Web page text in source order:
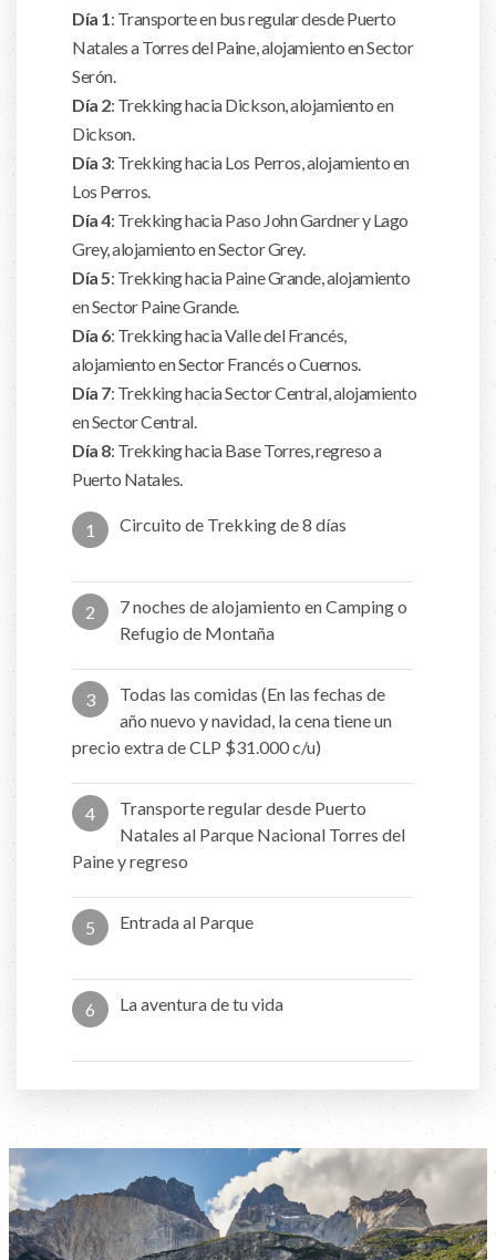
Día 1: Transporte en bus regular desde Puerto
Natales a Torres del Paine, alojamiento en Sector
Serón.
Día 2: Trekking hacia Dickson, alojamiento en
Dickson.
Día 3: Trekking hacia Los Perros, alojamiento en
Los Perros.
Día 4: Trekking hacia Paso John Gardner y Lago
Grey, alojamiento en Sector Grey.
Día 5: Trekking hacia Paine Grande, alojamiento
en Sector Paine Grande.
Día 6: Trekking hacia Valle del Francés,
alojamiento en Sector Francés o Cuernos.
Día 7: Trekking hacia Sector Central, alojamiento
en Sector Central.
Día 8: Trekking hacia Base Torres, regreso a
Puerto Natales.
1 Circuito de Trekking de 8 días
2
7 noches de alojamiento en Camping o
Refugio de Montaña
3
Todas las comidas (En las fechas de
año nuevo y navidad, la cena tiene un
precio extra de CLP $31.000 c/u)
4
Transporte regular desde Puerto
Natales al Parque Nacional Torres del
Paine y regreso
5 Entrada al Parque
6 La aventura de tu vida